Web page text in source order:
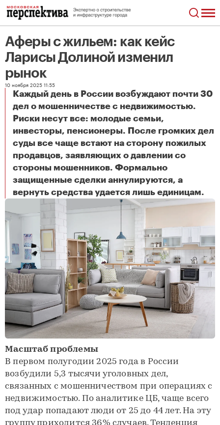
Аферы с жильем: как кейс
Ларисы Долиной изменил
рынок
10 ноября 2025 11:55
Каждый день в России возбуждают почти 30
дел о мошенничестве с недвижимостью.
Риски несут все: молодые семьи,
инвесторы, пенсионеры. После громких дел
суды все чаще встают на сторону пожилых
продавцов, заявляющих о давлении со
стороны мошенников. Формально
защищенные сделки аннулируются, а
вернуть средства удается лишь единицам.
Аферы с жильем: как кейс Ларисы Долиной изменил рынок
Масштаб проблемы
В первом полугодии 2025 года в России
возбудили 5,3 тысячи уголовных дел,
связанных с мошенничеством при операциях с
недвижимостью. По аналитике ЦБ, чаще всего
под удар попадают люди от 25 до 44 лет. На эту